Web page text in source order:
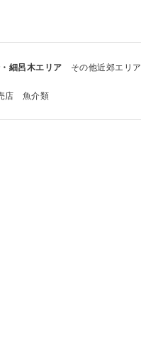
細呂木エリア その他近郊エリア
店 魚介類